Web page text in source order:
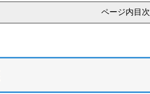
ページ内目次